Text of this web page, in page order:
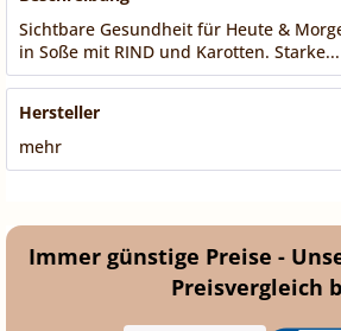
Sichtbare Gesundheit für Heute &
in Soße mit RIND und Karotten. Starke...
Hersteller
mehr
Immer günstige Preise -
Preisvergleich